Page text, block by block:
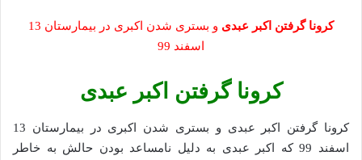
کرونا گرفتن اکبر عبدی
و بستری شدن اکبری در بیمارستان 13
اسفند 99
کرونا گرفتن اکبر عبدی
کرونا گرفتن اکبر عبدی و بستری شدن اکبری در بیمارستان 13
اسفند 99 که اکبر عبدی به دلیل نامساعد بودن حالش به خاطر